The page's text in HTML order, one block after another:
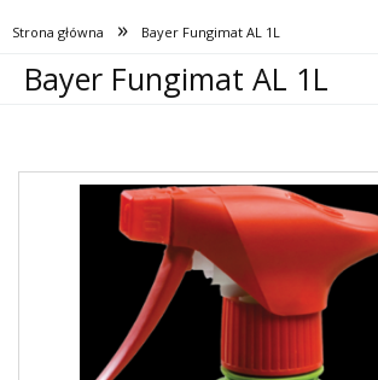
Strona główna » Bayer Fungimat AL 1L
Bayer Fungimat AL 1L